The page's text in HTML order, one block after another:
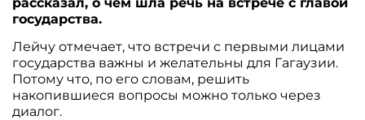
государства.
Лейчу отмечает, что встречи с первыми лицами
государства важны и желательны для Гагаузии.
Потому что, по его словам, решить
накопившиеся вопросы можно только через
диалог.